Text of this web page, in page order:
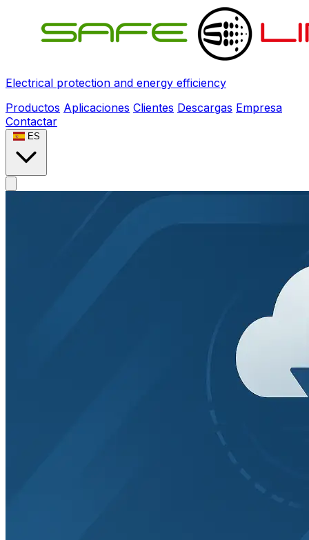
Electrical protection and energy efficiency
Productos Aplicaciones Clientes Descargas Empresa
Contactar
ES